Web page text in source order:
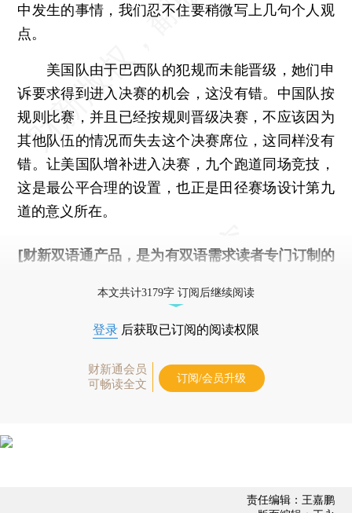
中发生的事情，我们忍不住要稍微写上几句个人观
点。
美国队由于巴西队的犯规而未能晋级，她们申
诉要求得到进入决赛的机会，这没有错。中国队按
规则比赛，并且已经按规则晋级决赛，不应该因为
其他队伍的情况而失去这个决赛席位，这同样没有
错。让美国队增补进入决赛，九个跑道同场竞技，
这是最公平合理的设置，也正是田径赛场设计第九
道的意义所在。
[财新双语通产品，是为有双语需求读者专门订制的
本文共计3179字 订阅后继续阅读
登录 后获取已订阅的阅读权限
财新通会员
可畅读全文
订阅/会员升级
责任编辑：王嘉鹏